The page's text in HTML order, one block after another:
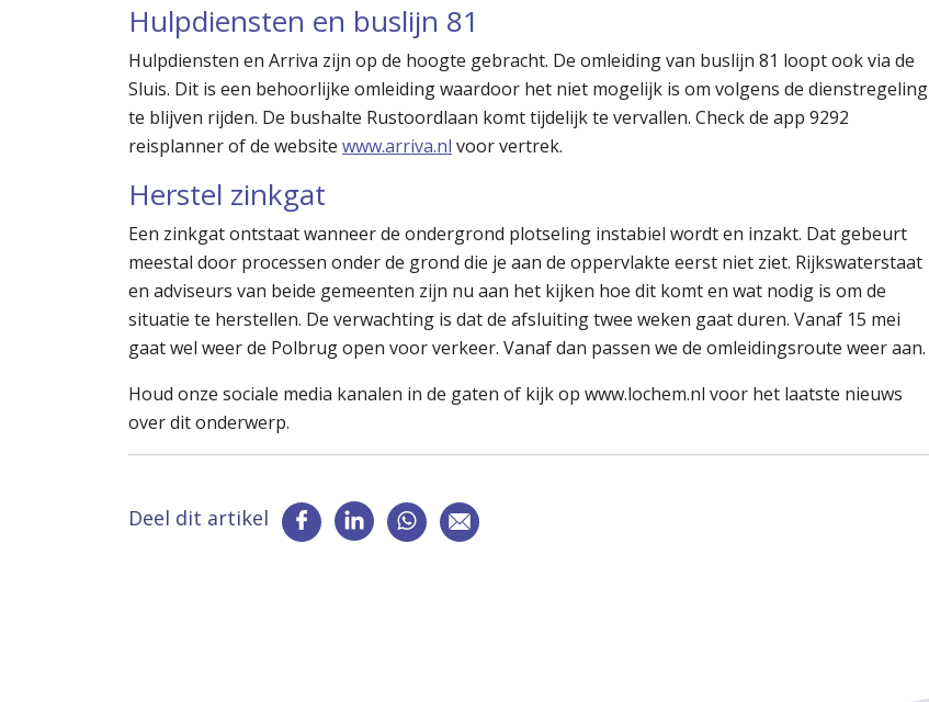
Hulpdiensten en buslijn 81
Hulpdiensten en Arriva zijn op de hoogte gebracht. De omleiding van buslijn 81 loopt ook via de
Sluis. Dit is een behoorlijke omleiding waardoor het niet mogelijk is om volgens de dienstregeling
te blijven rijden. De bushalte Rustoordlaan komt tijdelijk te vervallen. Check de app 9292
reisplanner of de website www.arriva.nl voor vertrek.
Herstel zinkgat
Een zinkgat ontstaat wanneer de ondergrond plotseling instabiel wordt en inzakt. Dat gebeurt
meestal door processen onder de grond die je aan de oppervlakte eerst niet ziet. Rijkswaterstaat
en adviseurs van beide gemeenten zijn nu aan het kijken hoe dit komt en wat nodig is om de
situatie te herstellen. De verwachting is dat de afsluiting twee weken gaat duren. Vanaf 15 mei
gaat wel weer de Polbrug open voor verkeer. Vanaf dan passen we de omleidingsroute weer aan.
Houd onze sociale media kanalen in de gaten of kijk op www.lochem.nl voor het laatste nieuws
over dit onderwerp.
Deel dit artikel